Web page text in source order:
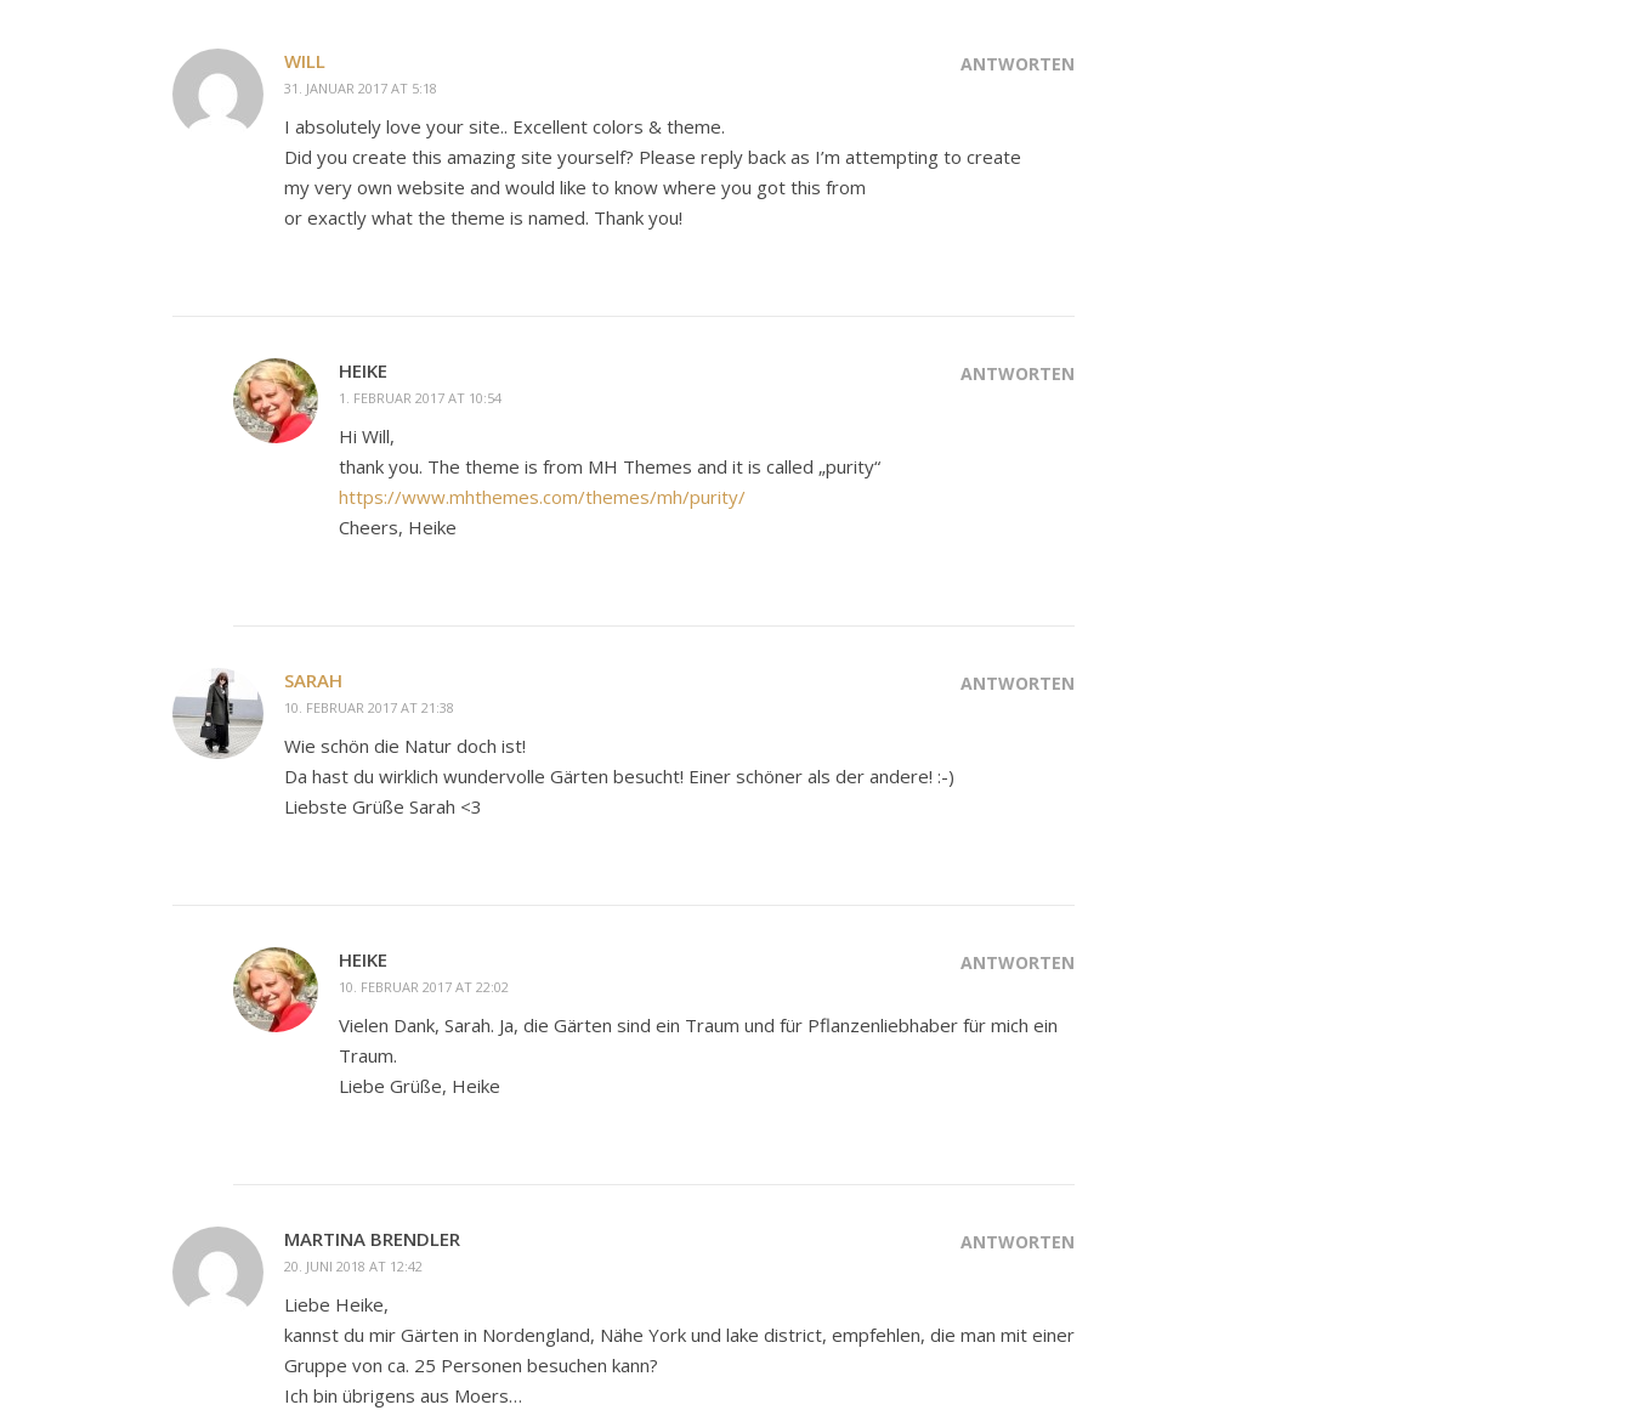
WILL
31. JANUAR 2017 AT 5:18
ANTWORTEN
I absolutely love your site.. Excellent colors & theme.
Did you create this amazing site yourself? Please reply back as I’m attempting to create
my very own website and would like to know where you got this from
or exactly what the theme is named. Thank you!
HEIKE
1. FEBRUAR 2017 AT 10:54
ANTWORTEN
Hi Will,
thank you. The theme is from MH Themes and it is called „purity“
https://www.mhthemes.com/themes/mh/purity/
Cheers, Heike
SARAH
10. FEBRUAR 2017 AT 21:38
ANTWORTEN
Wie schön die Natur doch ist!
Da hast du wirklich wundervolle Gärten besucht! Einer schöner als der andere! :-)
Liebste Grüße Sarah <3
HEIKE
10. FEBRUAR 2017 AT 22:02
ANTWORTEN
Vielen Dank, Sarah. Ja, die Gärten sind ein Traum und für Pflanzenliebhaber für mich ein
Traum.
Liebe Grüße, Heike
MARTINA BRENDLER
20. JUNI 2018 AT 12:42
ANTWORTEN
Liebe Heike,
kannst du mir Gärten in Nordengland, Nähe York und lake district, empfehlen, die man mit einer
Gruppe von ca. 25 Personen besuchen kann?
Ich bin übrigens aus Moers…